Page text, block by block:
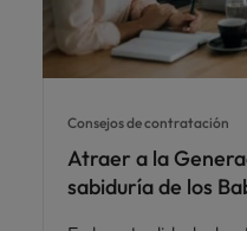
Consejos de contratación
Atraer a la
sabiduría de los